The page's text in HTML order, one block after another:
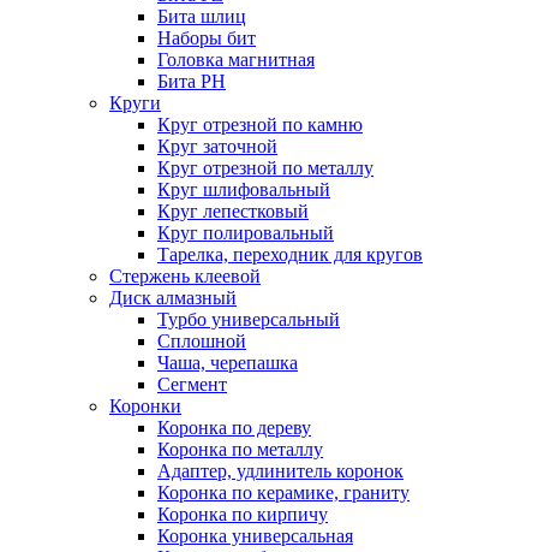
Бита шлиц
Наборы бит
Головка магнитная
Бита PH
Круги
Круг отрезной по камню
Круг заточной
Круг отрезной по металлу
Круг шлифовальный
Круг лепестковый
Круг полировальный
Тарелка, переходник для кругов
Стержень клеевой
Диск алмазный
Турбо универсальный
Сплошной
Чаша, черепашка
Сегмент
Коронки
Коронка по дереву
Коронка по металлу
Адаптер, удлинитель коронок
Коронка по керамике, граниту
Коронка по кирпичу
Коронка универсальная